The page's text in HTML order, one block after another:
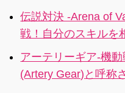
伝説対決 -Arena of
戦！自分のスキルを
アーテリーギア-機動
(Artery Gear)と呼称